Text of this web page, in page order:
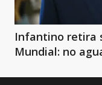
Infantino retira
Mundial: no